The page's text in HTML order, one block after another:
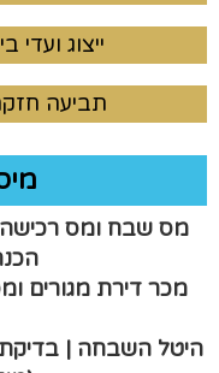
ייצוג ועדי
תביעה
מס שבח ומס רכישה |
מכר דירת מגורים
היטל השבחה |